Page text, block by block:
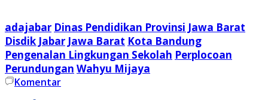
adajabar Dinas Pendidikan Provinsi Jawa Barat
Disdik Jabar Jawa Barat Kota Bandung
Pengenalan Lingkungan Sekolah Perplocoan
Perundungan Wahyu Mijaya
Komentar